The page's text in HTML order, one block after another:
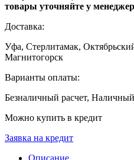
товары уточняйте у
Доставка:
Уфа, Стерлитамак,
Магнитогорск
Варианты оплаты:
Безналичный расчет, Наличный
Можно купить в кредит
Заявка на кредит
Описание